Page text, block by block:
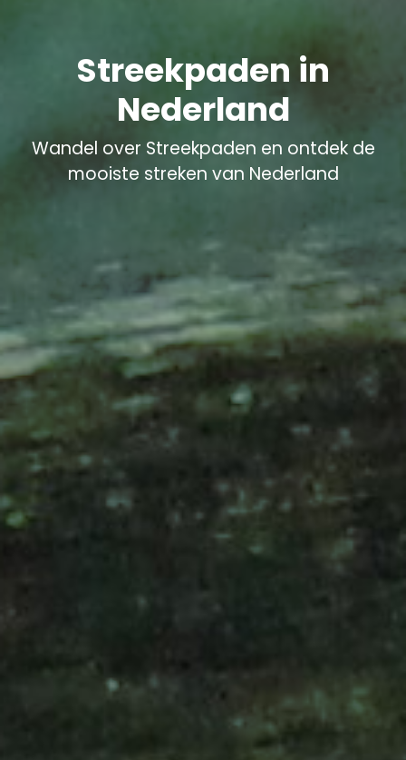
Streekpaden in
Nederland
Wandel over Streekpaden en ontdek de
mooiste streken van Nederland